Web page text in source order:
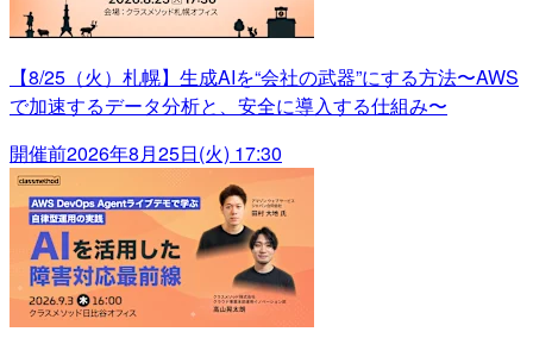
【8/25（火）札幌】生成AIを“会社の武器”にする方法〜AWS
で加速するデータ分析と、安全に導入する仕組み〜
開催前2026年8月25日(火) 17:30